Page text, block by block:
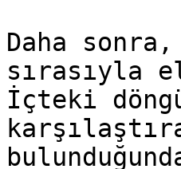
Daha
sırasıyla
İçteki